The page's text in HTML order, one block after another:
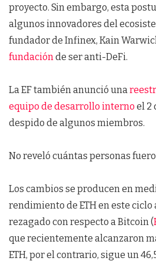
proyecto. Sin embargo, esta
algunos innovadores del
fundador de Infinex, Kain
fundaciónde ser anti-DeFi.
La EF también anunció una
equipo de desarrollo interno el 2
despido de algunos miembros.
No reveló cuántas personas
Los cambios se producen en
rendimiento de ETH en este ciclo
rezagado con respecto a Bitcoin (
que recientemente alcanzaron
ETH, por el contrario, sigue un